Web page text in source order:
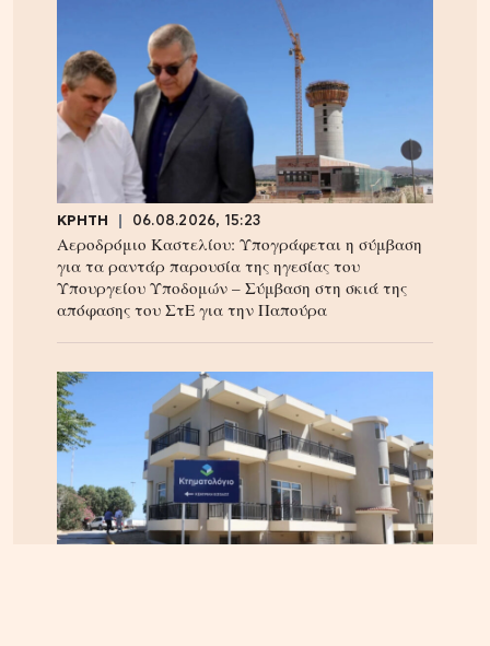
ΚΡΗΤΗ 06.08.2026, 15:23
Αεροδρόμιο Καστελίου: Υπογράφεται η σύμβαση
για τα ραντάρ παρουσία της ηγεσίας του
Υπουργείου Υποδομών – Σύμβαση στη σκιά της
απόφασης του ΣτΕ για την Παπούρα